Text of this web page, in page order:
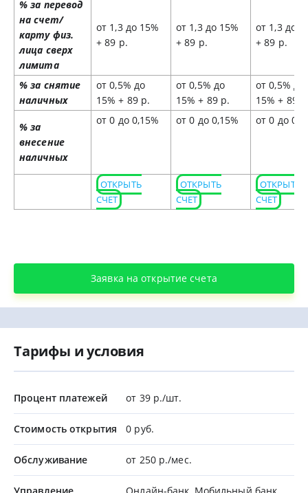
% за перевод
на счет/
карту физ.
лица сверх
лимита
от 1,3 до 15%
+ 89 р.
от 1,3 до 15%
+ 89 р.
от 1,3 до
+ 89 р.
% за снятие
наличных
от 0,5% до
15% + 89 р.
от 0,5% до
15% + 89 р.
от 0,5% до
15% + 89
% за
внесение
наличных
от 0 до 0,15% от 0 до 0,15% от 0 до
ОТКРЫТЬ
СЧЕТ
ОТКРЫТЬ
СЧЕТ
ОТКРЫТЬ
СЧЕТ
Заявка на открытие счета
Тарифы и условия
Процент платежей от 39 р./шт.
Стоимость открытия 0 руб.
Обслуживание от 250 р./мес.